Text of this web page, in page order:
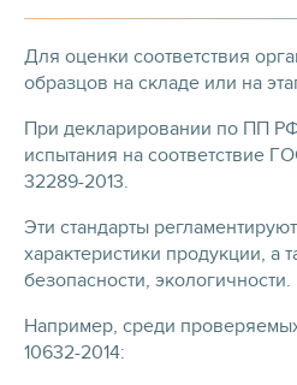
Для оценки соответствия
образцов на складе или на
При декларировании по ПП
испытания на соответствие
32289-2013.
Эти стандарты
характеристики продукции, а
безопасности, экологичности.
Например, среди
10632-2014: